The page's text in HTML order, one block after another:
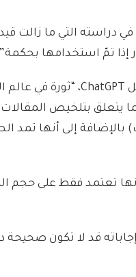
دراسته التي ما زالت
إذا تمّ استخدامها
ChatGPT، “ثورة في
يتعلق بتلخيص
بالإضافة إلى أنها تمد
تعتمد فقط على حجم
قد لا تكون صحيحة